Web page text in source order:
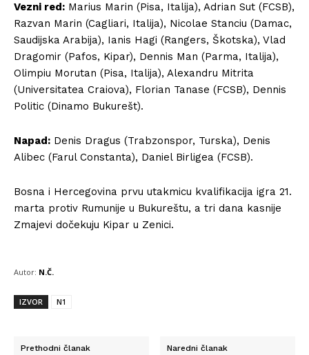
Vezni red: Marius Marin (Pisa, Italija), Adrian Sut (FCSB),
Razvan Marin (Cagliari, Italija), Nicolae Stanciu (Damac,
Saudijska Arabija), Ianis Hagi (Rangers, Škotska), Vlad
Dragomir (Pafos, Kipar), Dennis Man (Parma, Italija),
Olimpiu Morutan (Pisa, Italija), Alexandru Mitrita
(Universitatea Craiova), Florian Tanase (FCSB), Dennis
Politic (Dinamo Bukurešt).
Napad: Denis Dragus (Trabzonspor, Turska), Denis
Alibec (Farul Constanta), Daniel Birligea (FCSB).
Bosna i Hercegovina prvu utakmicu kvalifikacija igra 21.
marta protiv Rumunije u Bukureštu, a tri dana kasnije
Zmajevi dočekuju Kipar u Zenici.
Autor: N.Č.
IZVOR N1
Prethodni članak Naredni članak